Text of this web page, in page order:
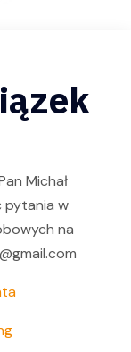
Michał
pytania w
na